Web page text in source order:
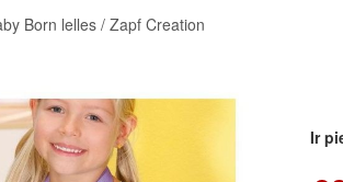
Born lelles / Zapf Creation
Ir